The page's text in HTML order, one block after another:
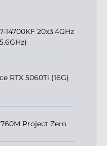
14700KF 20x3.4GHz
RTX 5060Ti (16G)
Project Zero